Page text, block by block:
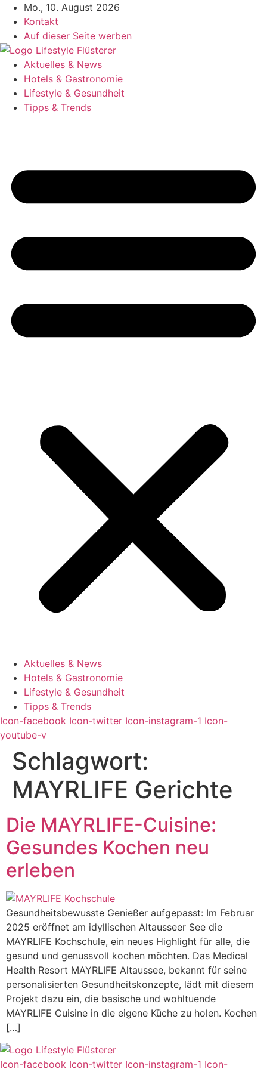
Zum
Inhalt
springen
Mo., 10. August 2026
Kontakt
Auf dieser Seite werben
Aktuelles & News
Hotels & Gastronomie
Lifestyle & Gesundheit
Tipps & Trends
Aktuelles & News
Hotels & Gastronomie
Lifestyle & Gesundheit
Tipps & Trends
Icon-facebook Icon-twitter Icon-instagram-1 Icon-
youtube-v
Schlagwort:
MAYRLIFE Gerichte
Die MAYRLIFE-Cuisine:
Gesundes Kochen neu
erleben
Gesundheitsbewusste Genießer aufgepasst: Im Februar
2025 eröffnet am idyllischen Altausseer See die
MAYRLIFE Kochschule, ein neues Highlight für alle, die
gesund und genussvoll kochen möchten. Das Medical
Health Resort MAYRLIFE Altaussee, bekannt für seine
personalisierten Gesundheitskonzepte, lädt mit diesem
Projekt dazu ein, die basische und wohltuende
MAYRLIFE Cuisine in die eigene Küche zu holen. Kochen
[…]
Icon-facebook Icon-twitter Icon-instagram-1 Icon-